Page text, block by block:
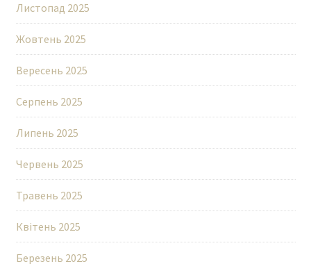
Листопад 2025
Жовтень 2025
Вересень 2025
Серпень 2025
Липень 2025
Червень 2025
Травень 2025
Квітень 2025
Березень 2025